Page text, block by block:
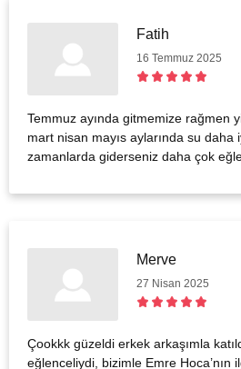
Fatih
16 Temmuz 2025
Temmuz ayında gitmemize rağmen
mart nisan mayıs aylarında su daha
zamanlarda giderseniz daha çok
Merve
27 Nisan 2025
Çookkk güzeldi erkek arkaşımla
eğlenceliydi, bizimle Emre Hoca’nın